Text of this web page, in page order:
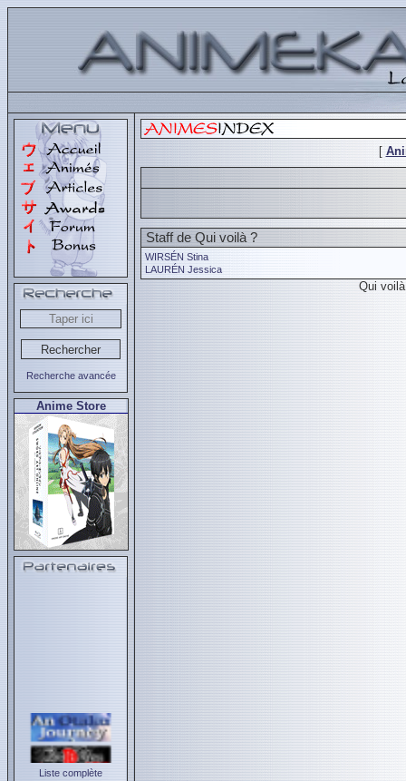
Recherche avancée
Anime Store
Liste complète
[
Staff de Qui voilà ?
WIRSÉN Stina
LAURÉN Jessica
Qui